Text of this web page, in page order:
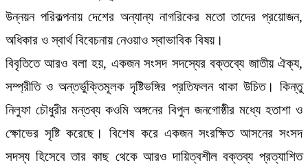
উন্নয়ন পরিকল্পনায় দেশের অন্যান্য নাগরিকের মতো তাদের প্রয়োজন,
অধিকার ও স্বার্থ বিবেচনায় নেওয়াও স্বাভাবিক বিষয়।
বিবৃতিতে আরও বলা হয়, একজন সংসদ সদস্যের বক্তব্যে জাতীয় ঐক্য,
সম্প্রীতি ও অন্তর্ভুক্তিমূলক দৃষ্টিভঙ্গির প্রতিফলন থাকা উচিত। কিন্তু
নিলুফা চৌধুরীর মন্তব্য কওমি অঙ্গনের বিপুল জনগোষ্ঠীর মধ্যে হতাশা ও
ক্ষোভের সৃষ্টি করেছে। বিশেষ করে একজন সংরক্ষিত আসনের সংসদ
সদস্য হিসেবে তার কাছ থেকে আরও দায়িত্বশীল বক্তব্য প্রত্যাশিত